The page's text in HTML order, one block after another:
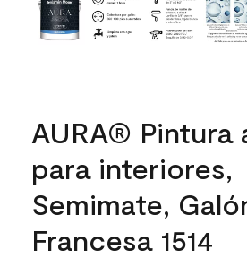
AURA® Pintura
para interiores,
Semimate,
Francesa 1514